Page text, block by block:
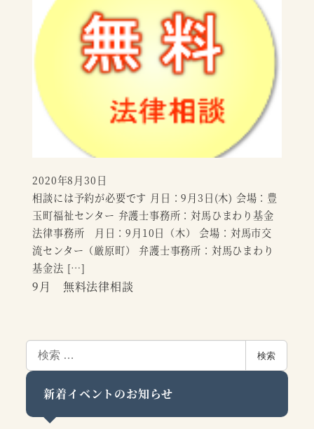
9月 無料法律相談
相談には予約が必要です 月日：9月3日(木) 会場：豊
玉町福祉センター 弁護士事務所：対馬ひまわり基金
法律事務所 月日：9月10日（木） 会場：対馬市交
流センター（厳原町） 弁護士事務所：対馬ひまわり
基金法 […]
投稿日
2020年8月30日
索
検索
新着イベントのお知らせ